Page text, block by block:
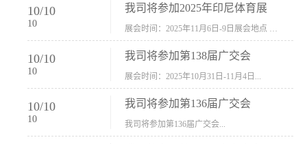
10/10
10
我司将参加2025年印尼体育展
10/10
10
我司将参加第138届广交会
展会时间：2025年10月31日-11月4日...
10/10
10
我司将参加第136届广交会
我司将参加第136届广交会...